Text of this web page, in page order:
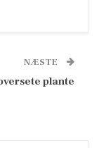
NÆSTE
plante